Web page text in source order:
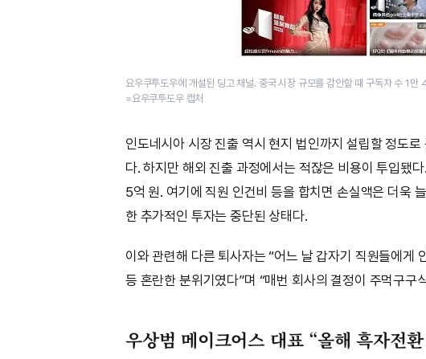
요우쿠투도우에 개설된 딩고 채널. 중국 시장 규모를 감안할 때 구독자 수 1
=요우쿠투도우 캡처
인도네시아 시장 진출 역시 현지 법인까지 설립할 정도
다. 하지만 해외 진출 과정에서는 적잖은 비용이 투입됐
5억 원. 여기에 직원 인건비 등을 합치면 손실액은 더욱
한 추가적인 투자는 중단된 상태다.
이와 관련해 다른 퇴사자는 “어느 날 갑자기 직원들에게
등 혼란한 분위기였다”며 “매번 회사의 결정이 주먹구구
우상범 메이크어스 대표 “올해 흑자전